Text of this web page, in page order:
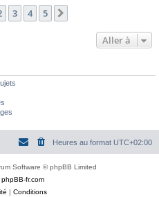
3 4 5
Aller à
Heures au format UTC+02:00
Software © phpBB Limited
phpBB-fr.com
Conditions